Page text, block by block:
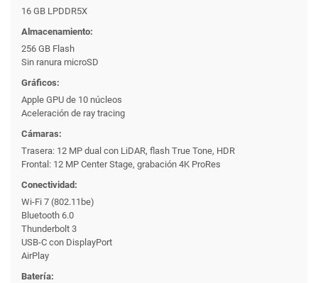
16 GB LPDDR5X
Almacenamiento:
256 GB Flash
Sin ranura microSD
Gráficos:
Apple GPU de 10 núcleos
Aceleración de ray tracing
Cámaras:
Trasera: 12 MP dual con LiDAR, flash True Tone, HDR
Frontal: 12 MP Center Stage, grabación 4K ProRes
Conectividad:
Wi-Fi 7 (802.11be)
Bluetooth 6.0
Thunderbolt 3
USB-C con DisplayPort
AirPlay
Batería: